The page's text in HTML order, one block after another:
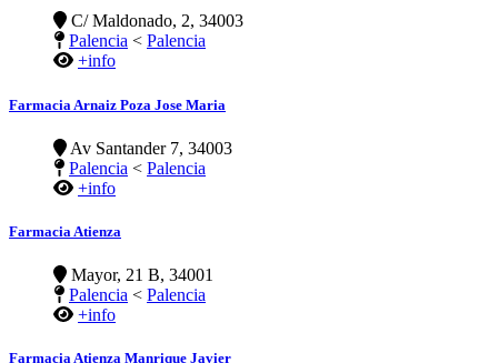
C/ Maldonado, 2, 34003
Palencia < Palencia
+info
Farmacia Arnaiz Poza Jose Maria
Av Santander 7, 34003
Palencia < Palencia
+info
Farmacia Atienza
Mayor, 21 B, 34001
Palencia < Palencia
+info
Farmacia Atienza Manrique Javier